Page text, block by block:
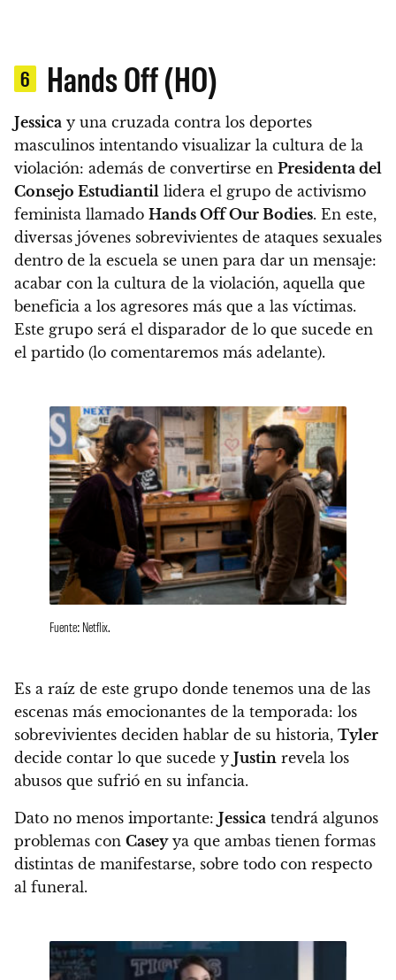
6 Hands Off (HO)
Jessica y una cruzada contra los deportes
masculinos intentando visualizar la cultura de la
violación: además de convertirse en Presidenta del
Consejo Estudiantil lidera el grupo de activismo
feminista llamado Hands Off Our Bodies. En este,
diversas jóvenes sobrevivientes de ataques sexuales
dentro de la escuela se unen para dar un mensaje:
acabar con la cultura de la violación, aquella que
beneficia a los agresores más que a las víctimas.
Este grupo será el disparador de lo que sucede en
el partido (lo comentaremos más adelante).
Fuente: Netflix.
Es a raíz de este grupo donde tenemos una de las
escenas más emocionantes de la temporada: los
sobrevivientes deciden hablar de su historia, Tyler
decide contar lo que sucede y Justin revela los
abusos que sufrió en su infancia.
Dato no menos importante: Jessica tendrá algunos
problemas con Caseyya que ambas tienen formas
distintas de manifestarse, sobre todo con respecto
al funeral.